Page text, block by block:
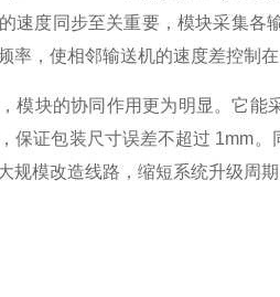
速度同步至关重要，模块采集各
率，使相邻输送机的速度差控制
模块的协同作用更为明显。它
保证包装尺寸误差不超过 1mm
规模改造线路，缩短系统升级周期